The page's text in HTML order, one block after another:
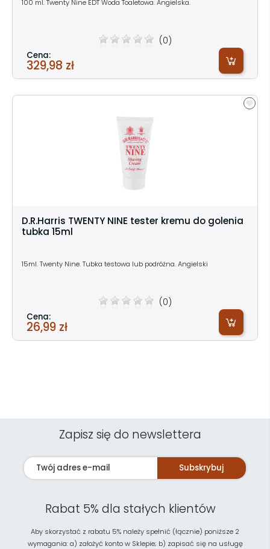
100 ml. Twenty Nine EDT Woda Toaletowa. Angielska.
(0)
Cena:
329,98 zł
D.R.Harris TWENTY NINE tester kremu do golenia
tubka 15ml
15ml. Twenty Nine. Tubka testowa lub podróżna. Angielski
(0)
Cena:
26,99 zł
Zapisz się do newslettera
Subskrybuj
Rabat 5% dla stałych klientów
Aby skorzystać z rabatu 5% należy spełnić (łącznie) poniższe 2
wymagania: a) założyć konto w Sklepie; b) zapisać się na usługę